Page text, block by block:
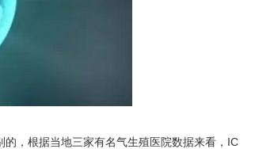
，根据当地三家有名气生殖医院数据来看，IC